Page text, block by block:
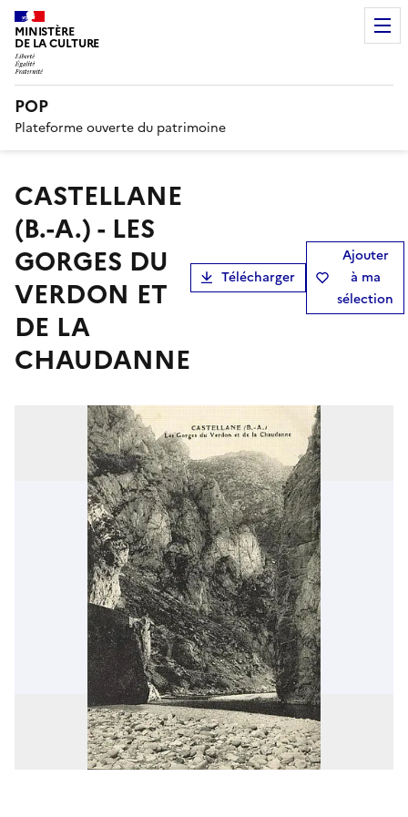
MINISTÈRE
DE LA CULTURE
POP
Plateforme ouverte du patrimoine
CASTELLANE
(B.-A.) - LES
GORGES DU
VERDON ET
DE LA
CHAUDANNE
Télécharger
Ajouter
à ma
sélection